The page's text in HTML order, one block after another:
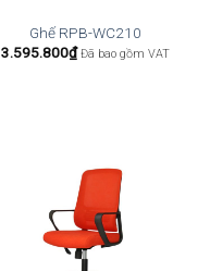
Ghế RPB-WC210
3.595.800₫ Đã bao gồm VAT